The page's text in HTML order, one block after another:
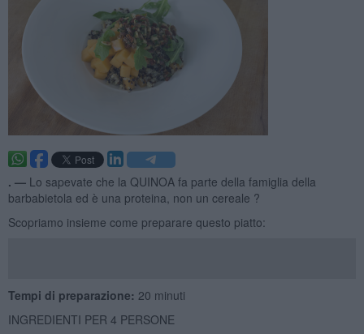
. — Lo sapevate che la QUINOA fa parte della famiglia della
barbabietola ed è una proteina, non un cereale ?
Scopriamo insieme come preparare questo piatto:
Tempi di preparazione: 20 minuti
INGREDIENTI PER 4 PERSONE